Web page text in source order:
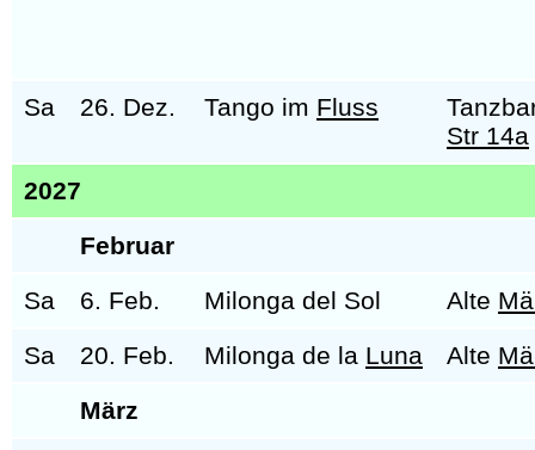
Sa 26. Dez. Tango im Fluss
Str 14a
2027
Februar
Sa
6. Feb. Milonga del Sol Alte
Sa
20. Feb. Milonga de la Luna Alte
März